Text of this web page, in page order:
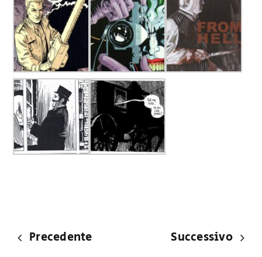
Precedente Successivo